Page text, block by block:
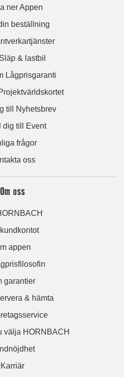
ner Appen
beställning
& lastbil
Lågprisgaranti
till Nyhetsbrev
dig till Event
frågor
oss
Om oss
appen
garantier
& hämta
välja HORNBACH
Karriär